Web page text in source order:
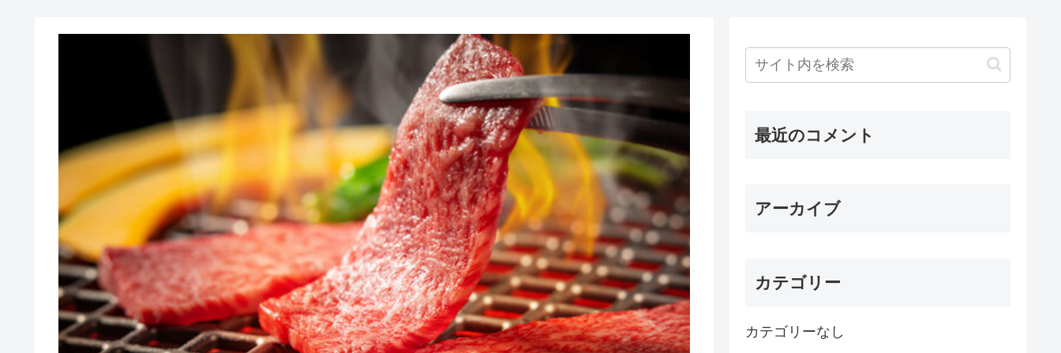
最近のコメント
アーカイブ
カテゴリー
カテゴリーなし